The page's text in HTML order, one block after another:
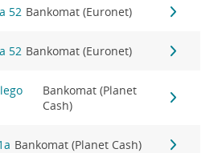
52 Bankomat (Euronet)
52 Bankomat (Euronet)
Bankomat (Planet
Cash)
Bankomat (Planet Cash)